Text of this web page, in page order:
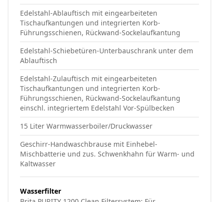
Edelstahl-Ablauftisch mit eingearbeiteten
Tischaufkantungen und integrierten Korb-
Führungsschienen, Rückwand-Sockelaufkantung
Edelstahl-Schiebetüren-Unterbauschrank unter dem
Ablauftisch
Edelstahl-Zulauftisch mit eingearbeiteten
Tischaufkantungen und integrierten Korb-
Führungsschienen, Rückwand-Sockelaufkantung
einschl. integriertem Edelstahl Vor-Spülbecken
15 Liter Warmwasserboiler/Druckwasser
Geschirr-Handwaschbrause mit Einhebel-
Mischbatterie und zus. Schwenkhahn für Warm- und
Kaltwasser
Wasserfilter